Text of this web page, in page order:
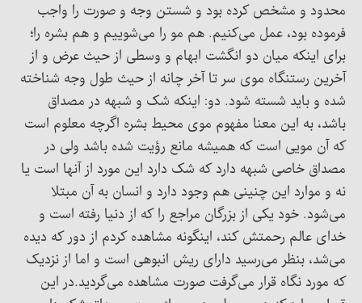
محدود و مشخص کرده بود و شستن وجه و صورت را واجب
فرموده بود، عمل می‌کنیم. هم مو را می‌شوییم و هم بشره را؛
برای اینکه میان دو انگشت ابهام و وسطی از حیث عرض و از
آخرین رستنگاه موی سر تا آخر چانه از حیث طول وجه شناخته
شده و باید شسته شود. دو: اینکه شک و شبهه در مصداق
باشد، به این معنا مفهوم موی محیط بشره اگرچه معلوم است
که آن مویی است که همیشه مانع رؤیت شده باشد ولی در
مصداق خاصی شبهه دارد که شک دارد این مورد از آنها است یا
نه و موارد این چنینی هم وجود دارد و انسان به آن مبتلا
می‌شود. خود یکی از بزرگان مراجع را که از دنیا رفته است و
خدای عالم رحمتش کند، اینگونه مشاهده کردم از دور که دیده
می‌شد، بنظر می‌رسید دارای ریش انبوهی است و اما از نزدیک
که مورد نگاه قرار می‌گرفت صورت مشاهده می‌گردید.در این